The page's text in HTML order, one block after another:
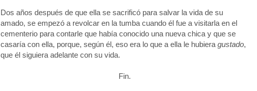
Dos años después de que ella se sacrificó para salvar la vida de su
amado, se empezó a revolcar en la tumba cuando él fue a visitarla en el
cementerio para contarle que había conocido una nueva chica y que se
casaría con ella, porque, según él, eso era lo que a ella le hubiera gustado,
que él siguiera adelante con su vida.
Fin.